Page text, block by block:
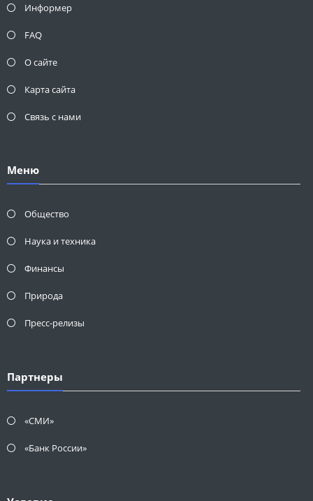
Информер
FAQ
О сайте
Карта сайта
Связь с нами
Меню
Общество
Наука и техника
Финансы
Природа
Пресс-релизы
Партнеры
«СМИ»
«Банк России»